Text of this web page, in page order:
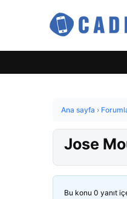
Ana sayfa ›
Jose
Bu konu 0 yanıt